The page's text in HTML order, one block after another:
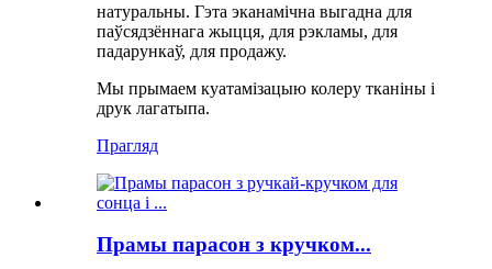
натуральны. Гэта эканамічна выгадна для
паўсядзённага жыцця, для рэкламы, для
падарункаў, для продажу.
Мы прымаем куатамізацыю колеру тканіны і
друк лагатыпа.
Прагляд
Прамы парасон з кручком...